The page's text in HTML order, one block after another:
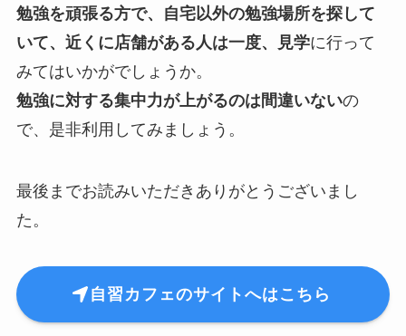
勉強を頑張る方で、自宅以外の勉強場所を探して
いて、近くに店舗がある人は一度、見学に行って
みてはいかがでしょうか。
勉強に対する集中力が上がるのは間違いないの
で、是非利用してみましょう。
最後までお読みいただきありがとうございまし
た。
自習カフェのサイトへはこちら